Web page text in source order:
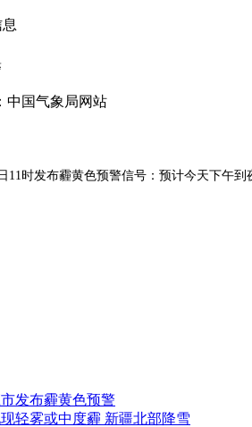
中国气象局网站
11时发布霾黄色预警信号：预计今天下午
发布霾黄色预警
轻雾或中度霾 新疆北部降雪